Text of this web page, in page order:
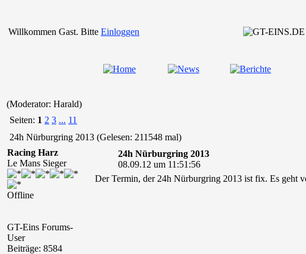
Willkommen Gast. Bitte Einloggen
(Moderator: Harald)
Seiten: 1 2 3 ... 11
24h Nürburgring 2013 (Gelesen: 211548 mal)
Racing Harz
Le Mans Sieger
Offline
GT-Eins Forums-
User
Beiträge: 8584
24h Nürburgring 2013
08.09.12 um 11:51:56
Der Termin, der 24h Nürburgring 2013 ist fix. Es geht